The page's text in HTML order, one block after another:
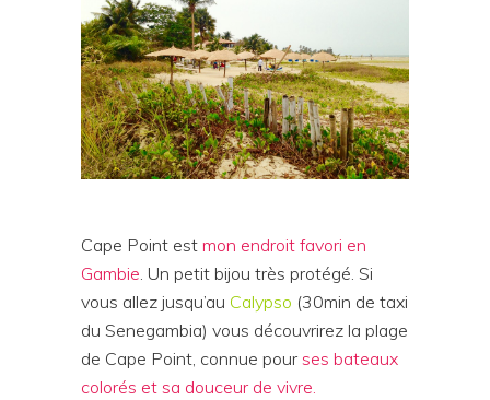
Cape Point est mon endroit favori en
Gambie. Un petit bijou très protégé. Si
vous allez jusqu’au Calypso (30min de taxi
du Senegambia) vous découvrirez la plage
de Cape Point, connue pour ses bateaux
colorés et sa douceur de vivre.